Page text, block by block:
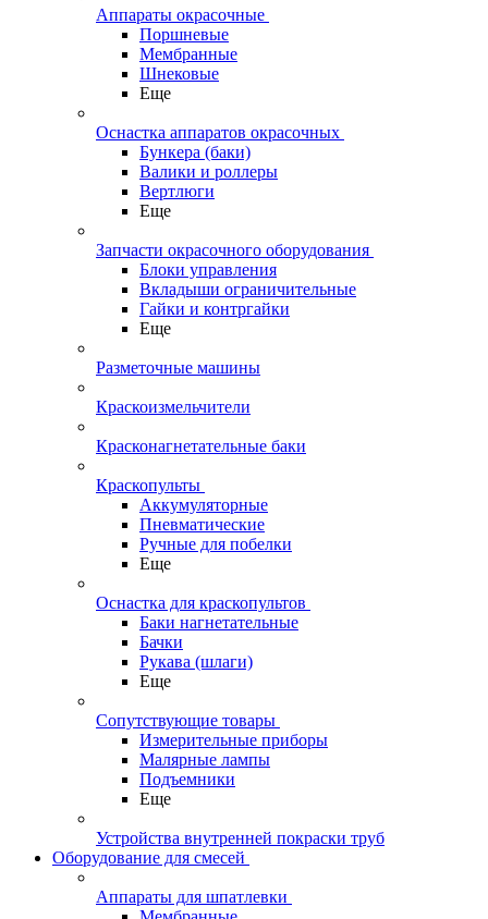
Аппараты окрасочные
Поршневые
Мембранные
Шнековые
Еще
Оснастка аппаратов окрасочных
Бункера (баки)
Валики и роллеры
Вертлюги
Еще
Запчасти окрасочного оборудования
Блоки управления
Вкладыши ограничительные
Гайки и контргайки
Еще
Разметочные машины
Краскоизмельчители
Красконагнетательные баки
Краскопульты
Аккумуляторные
Пневматические
Ручные для побелки
Еще
Оснастка для краскопультов
Баки нагнетательные
Бачки
Рукава (шлаги)
Еще
Сопутствующие товары
Измерительные приборы
Малярные лампы
Подъемники
Еще
Устройства внутренней покраски труб
Оборудование для смесей
Аппараты для шпатлевки